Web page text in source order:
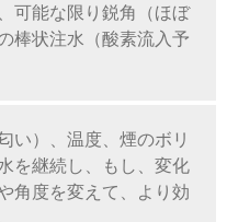
可能な限り鋭角（ほぼ
棒状注水（酸素流入予
い）、温度、煙のボリ
を継続し、もし、変化
角度を変えて、より効